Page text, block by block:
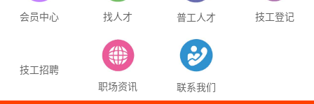
会员中心 找人才 普工人才 技工登记
技工招聘
职场资讯
联系我们